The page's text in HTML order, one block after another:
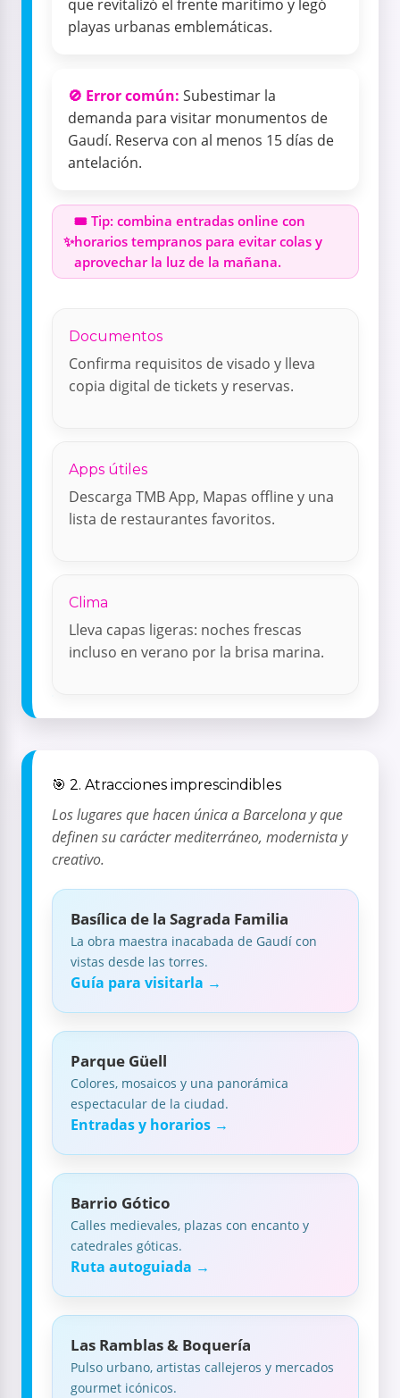
que revitalizó el frente marítimo y legó
playas urbanas emblemáticas.
🚫 Error común: Subestimar la
demanda para visitar monumentos de
Gaudí. Reserva con al menos 15 días de
antelación.
🎟️ Tip: combina entradas online con
horarios tempranos para evitar colas y
aprovechar la luz de la mañana.
Documentos
Confirma requisitos de visado y lleva
copia digital de tickets y reservas.
Apps útiles
Descarga TMB App, Mapas offline y una
lista de restaurantes favoritos.
Clima
Lleva capas ligeras: noches frescas
incluso en verano por la brisa marina.
🎯 2. Atracciones imprescindibles
Los lugares que hacen única a Barcelona y que
definen su carácter mediterráneo, modernista y
creativo.
Basílica de la Sagrada Familia
La obra maestra inacabada de Gaudí con
vistas desde las torres.
Guía para visitarla →
Parque Güell
Colores, mosaicos y una panorámica
espectacular de la ciudad.
Entradas y horarios →
Barrio Gótico
Calles medievales, plazas con encanto y
catedrales góticas.
Ruta autoguiada →
Las Ramblas & Boquería
Pulso urbano, artistas callejeros y mercados
gourmet icónicos.